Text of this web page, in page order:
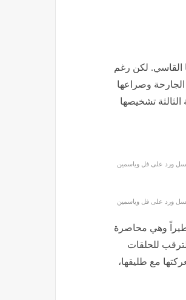
القاسي. لكن رغم
وصراعها
تشخيصها
ورد على فل وياسمين
ورد على فل وياسمين
وهي محاصرة
للحلقات
مع طليقها،